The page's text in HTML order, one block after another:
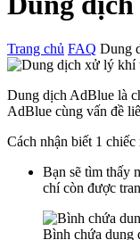
Trang chủ FAQ Dung
Dung dịch AdBlue là
AdBlue cùng vấn đề
Cách nhận biết 1
Bạn sẽ tìm thấy
chí còn được
Bình chứa dung